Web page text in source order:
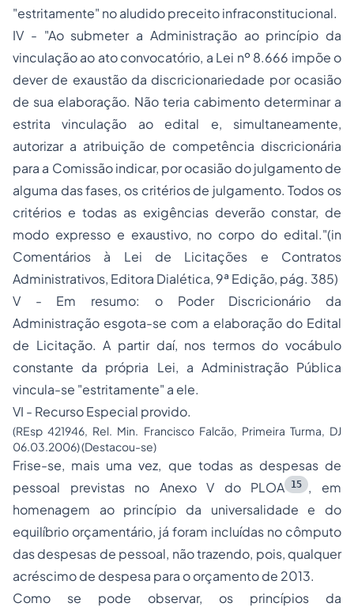
"estritamente" no aludido preceito infraconstitucional.
IV - "Ao submeter a Administração ao princípio da
vinculação ao ato convocatório, a Lei nº 8.666 impõe o
dever de exaustão da discricionariedade por ocasião
de sua elaboração. Não teria cabimento determinar a
estrita vinculação ao edital e, simultaneamente,
autorizar a atribuição de competência discricionária
para a Comissão indicar, por ocasião do julgamento de
alguma das fases, os critérios de julgamento. Todos os
critérios e todas as exigências deverão constar, de
modo expresso e exaustivo, no corpo do edital."(in
Comentários à Lei de Licitações e Contratos
Administrativos, Editora Dialética, 9ª Edição, pág. 385)
V - Em resumo: o Poder Discricionário da
Administração esgota-se com a elaboração do Edital
de Licitação. A partir daí, nos termos do vocábulo
constante da própria Lei, a Administração Pública
vincula-se "estritamente" a ele.
VI - Recurso Especial provido.
(REsp 421946, Rel. Min. Francisco Falcão, Primeira Turma, DJ
06.03.2006) (Destacou-se)
Frise-se, mais uma vez, que todas as despesas de
pessoal previstas no Anexo V do PLOA
15
, em
homenagem ao princípio da universalidade e do
equilíbrio orçamentário, já foram incluídas no cômputo
das despesas de pessoal, não trazendo, pois, qualquer
acréscimo de despesa para o orçamento de 2013.
Como se pode observar, os princípios da